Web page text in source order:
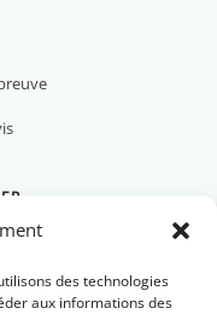
des technologies
aux informations des